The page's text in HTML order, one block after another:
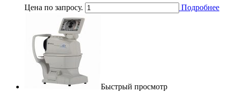
Цена по запросу. Подробнее
Быстрый просмотр